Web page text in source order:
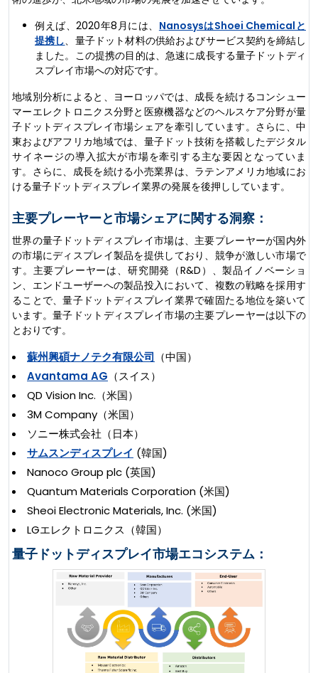
例えば、2020年8月には、 NanosysはShoei Chemicalと
提携し、量子ドット材料の供給およびサービス契約を締結し
ました。この提携の目的は、急速に成長する量子ドットディ
スプレイ市場への対応です。
地域別分析によると、ヨーロッパでは、成長を続けるコンシュー
マーエレクトロニクス分野と医療機器などのヘルスケア分野が量
子ドットディスプレイ市場シェアを牽引しています。さらに、中
東およびアフリカ地域では、量子ドット技術を搭載したデジタル
サイネージの導入拡大が市場を牽引する主な要因となっていま
す。さらに、成長を続ける小売業界は、ラテンアメリカ地域にお
ける量子ドットディスプレイ業界の発展を後押ししています。
主要プレーヤーと市場シェアに関する洞察：
世界の量子ドットディスプレイ市場は、主要プレーヤーが国内外
の市場にディスプレイ製品を提供しており、競争が激しい市場で
す。主要プレーヤーは、研究開発（R&D）、製品イノベーショ
ン、エンドユーザーへの製品投入において、複数の戦略を採用す
ることで、量子ドットディスプレイ業界で確固たる地位を築いて
います。量子ドットディスプレイ市場の主要プレーヤーは以下の
とおりです。
蘇州興碩ナノテク有限公司 （中国）
Avantama AG （スイス）
QD Vision Inc.（米国）
3M Company（米国）
ソニー株式会社（日本）
サムスンディスプレイ (韓国)
Nanoco Group plc (英国)
Quantum Materials Corporation (米国)
Sheoi Electronic Materials, Inc. (米国)
LGエレクトロニクス（韓国）
量子ドットディスプレイ市場エコシステム：